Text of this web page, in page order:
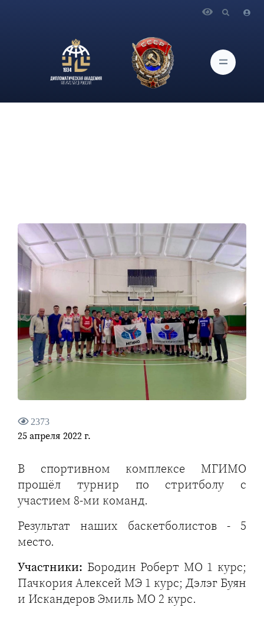
стритболу с участием 8-ми команд.
2373
25 апреля 2022 г.
В спортивном комплексе МГИМО
прошёл турнир по стритболу с
участием 8-ми команд.
Результат наших баскетболистов - 5
место.
Участники: Бородин Роберт МО 1 курс;
Пачкория Алексей МЭ 1 курс; Дэлэг Буян
и Искандеров Эмиль МО 2 курс.